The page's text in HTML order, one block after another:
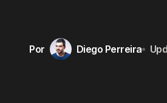
Por Diego Perreira